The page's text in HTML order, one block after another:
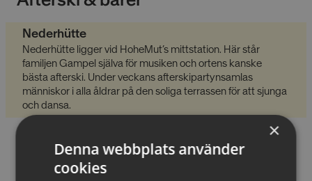
Nederhütte
Nederhütte ligger vid HoheMut’s mittstation. Här står
familjen Gampel själva för musiken och ortens kanske
bästa afterski. Under veckans afterskipartynsamlas
människor i alla åldrar på den soliga terrassen för att sjunga
och dansa.
×
Denna webbplats använder
cookies